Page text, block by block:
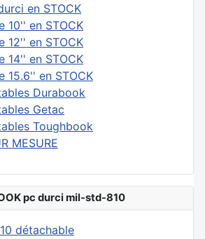
en STOCK
10'' en STOCK
12'' en STOCK
14'' en STOCK
15.6'' en STOCK
Durabook
Getac
Toughbook
MESURE
pc durci mil-std-810
détachable